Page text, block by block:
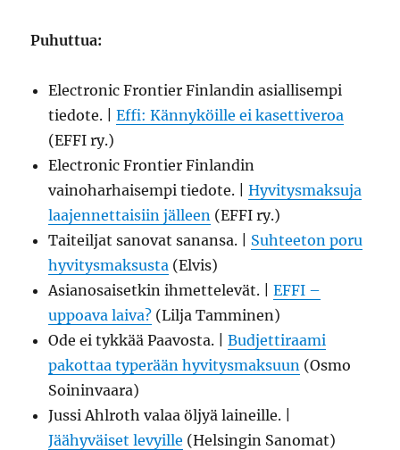
Puhuttua:
Electronic Frontier Finlandin asiallisempi
tiedote. |Effi: Kännyköille ei kasettiveroa
(EFFI ry.)
Electronic Frontier Finlandin
vainoharhaisempi tiedote. |Hyvitysmaksuja
laajennettaisiin jälleen (EFFI ry.)
Taiteiljat sanovat sanansa. | Suhteeton poru
hyvitysmaksusta (Elvis)
Asianosaisetkin ihmettelevät. |EFFI –
uppoava laiva? (Lilja Tamminen)
Ode ei tykkää Paavosta. |Budjettiraami
pakottaa typerään hyvitysmaksuun (Osmo
Soininvaara)
Jussi Ahlroth valaa öljyä laineille. |
Jäähyväiset levyille (Helsingin Sanomat)